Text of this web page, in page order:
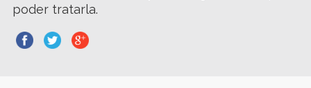
poder tratarla.